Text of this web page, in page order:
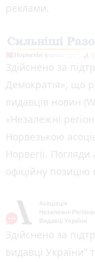
реклами.
Здійснено за
Демократія», що
видавців новин
«Незалежні
Норвезькою
Норвегії.
офіційну позицію
Здійснено за
видавці